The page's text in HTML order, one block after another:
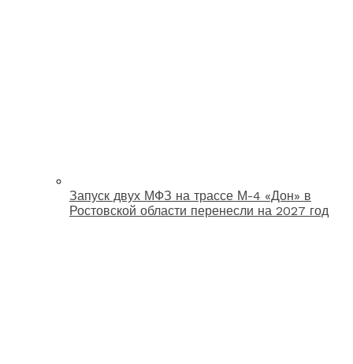
Запуск двух МФЗ на трассе М-4 «Дон» в
Ростовской области перенесли на 2027 год